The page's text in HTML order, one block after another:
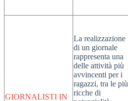
GIORNALISTI IN
La realizzazione
di un giornale
rappresenta una
delle attività più
avvincenti per i
ragazzi, tra le più
ricche di